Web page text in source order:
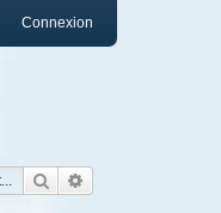
Connexion
Rechercher